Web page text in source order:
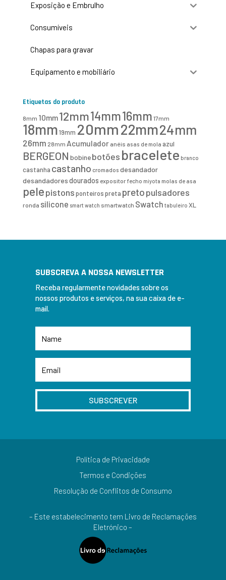
Exposição e Embrulho
Consumíveis
Chapas para gravar
Equipamento e mobiliário
Etiquetas do produto
8mm 10mm12mm14mm16mm 17mm
18mm19mm 20mm22mm24mm
26mm 28mm Acumulador anéis asas de mola azul
BERGEON bobinebotões bracelete branco
castanha castanho cromados desandador
desandadoresdourados expositor fecho miyota molas de asa
pelepistonsponteirospreta pretopulsadores
ronda silicone smart watch smartwatch Swatch tabuleiro XL
SUBSCREVA A NOSSA NEWSLETTER
Receba regularmente novidades sobre os
nossos produtos e serviços, na sua caixa de e-
mail.
SUBSCREVER
Política de Privacidade
Termos e Condições
Resolução de Conflitos de Consumo
– Este estabelecimento tem Livro de Reclamações
Eletrónico –